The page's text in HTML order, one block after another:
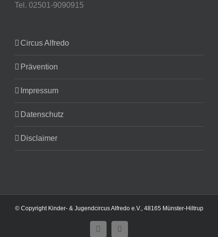
Tel. 02501-9090915
Circus Alfredo
Prävention
Impressum
Datenschutz
Disclaimer
© Copyright Kinder- & Jugendcircus Alfredo e.V., 48165 Münster-Hiltrup
Facebook